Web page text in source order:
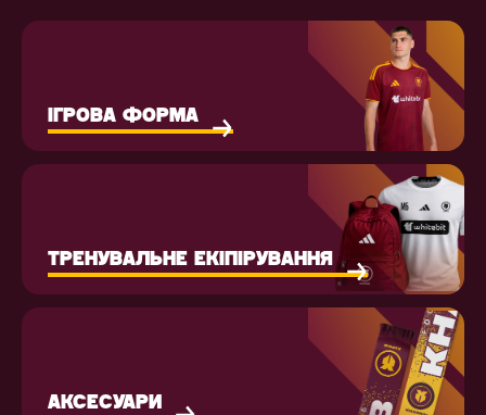
ІГРОВА ФОРМА
ТРЕНУВАЛЬНЕ ЕКІПІРУВАННЯ
АКСЕСУАРИ